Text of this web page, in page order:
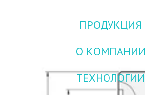
ПРОДУКЦИЯ
О КОМПАНИИ
ТЕХНОЛОГИИ